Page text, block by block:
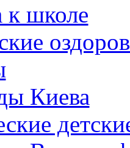
к школе
Киева